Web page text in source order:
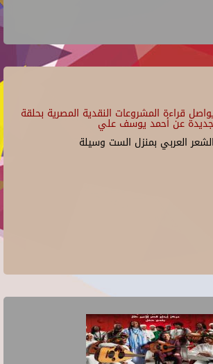
قراءة المشروعات النقدية المصرية بحلقة
جديدة عن أحمد يوسف علي
العربي بمنزل الست وسيلة